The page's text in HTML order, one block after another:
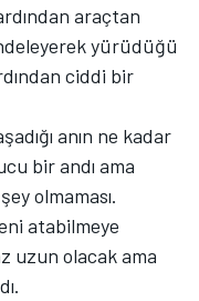
araçtan
yürüdüğü
ciddi bir
anın ne kadar
bir andı ama
olmaması.
atabilmeye
uzun olacak ama